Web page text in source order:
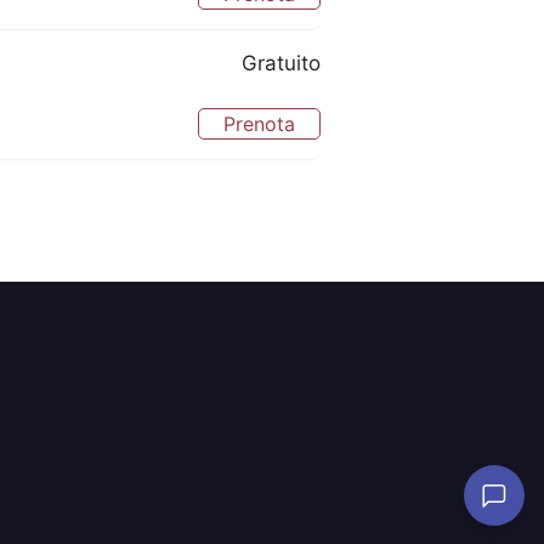
Gratuito
Prenota